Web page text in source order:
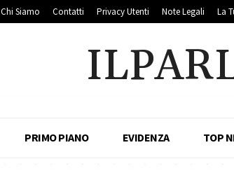
Chi Siamo Contatti Privacy Utenti Note Legali La
PRIMO PIANO EVIDENZA TOP